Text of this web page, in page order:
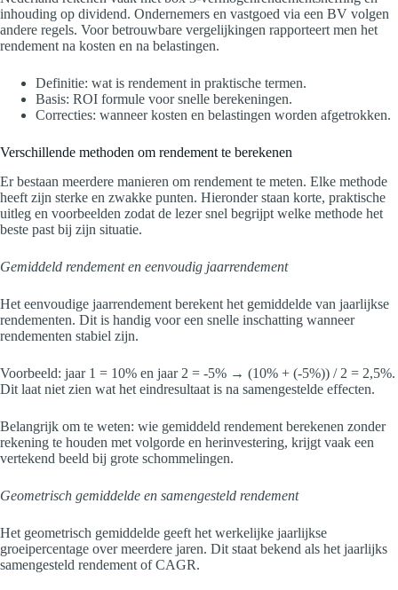
inhouding op dividend. Ondernemers en vastgoed via een BV volgen
andere regels. Voor betrouwbare vergelijkingen rapporteert men het
rendement na kosten en na belastingen.
Definitie: wat is rendement in praktische termen.
Basis: ROI formule voor snelle berekeningen.
Correcties: wanneer kosten en belastingen worden afgetrokken.
Verschillende methoden om rendement te berekenen
Er bestaan meerdere manieren om rendement te meten. Elke methode
heeft zijn sterke en zwakke punten. Hieronder staan korte, praktische
uitleg en voorbeelden zodat de lezer snel begrijpt welke methode het
beste past bij zijn situatie.
Gemiddeld rendement en eenvoudig jaarrendement
Het eenvoudige jaarrendement berekent het gemiddelde van jaarlijkse
rendementen. Dit is handig voor een snelle inschatting wanneer
rendementen stabiel zijn.
Voorbeeld: jaar 1 = 10% en jaar 2 = -5% → (10% + (-5%)) / 2 = 2,5%.
Dit laat niet zien wat het eindresultaat is na samengestelde effecten.
Belangrijk om te weten: wie gemiddeld rendement berekenen zonder
rekening te houden met volgorde en herinvestering, krijgt vaak een
vertekend beeld bij grote schommelingen.
Geometrisch gemiddelde en samengesteld rendement
Het geometrisch gemiddelde geeft het werkelijke jaarlijkse
groeipercentage over meerdere jaren. Dit staat bekend als het jaarlijks
samengesteld rendement of CAGR.